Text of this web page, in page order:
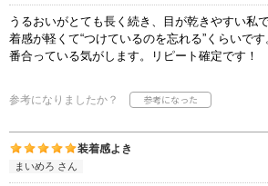
うるおいがとても長く続き、目が乾きやすい私
着感が軽くて“つけているのを忘れる”くらいで
番合っている気がします。リピート確定です！
参考になりましたか？
装着感よき
まいめろ さん